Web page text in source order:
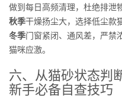
做到每日高频清理，杜绝排泄
秋季干燥扬尘大，选择低尘款
冬季门窗紧闭、通风差，严禁
猫咪应激。
六、从猫砂状态判
新手必备自查技巧